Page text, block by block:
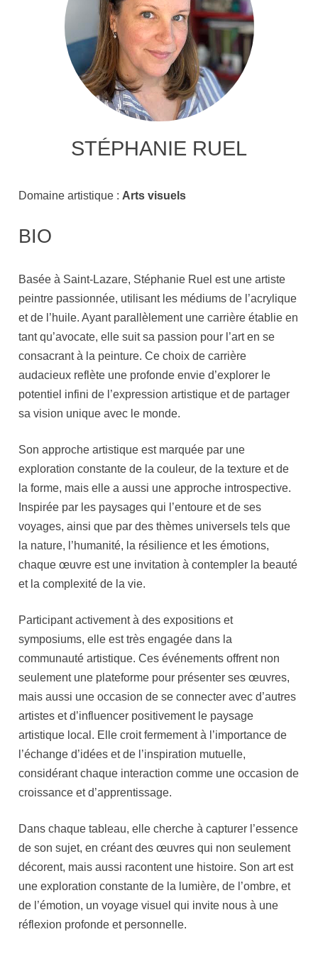
STÉPHANIE RUEL
Domaine artistique : Arts visuels
BIO
Basée à Saint-Lazare, Stéphanie Ruel est une artiste
peintre passionnée, utilisant les médiums de l’acrylique
et de l’huile. Ayant parallèlement une carrière établie en
tant qu’avocate, elle suit sa passion pour l’art en se
consacrant à la peinture. Ce choix de carrière
audacieux reflète une profonde envie d’explorer le
potentiel infini de l’expression artistique et de partager
sa vision unique avec le monde.
Son approche artistique est marquée par une
exploration constante de la couleur, de la texture et de
la forme, mais elle a aussi une approche introspective.
Inspirée par les paysages qui l’entoure et de ses
voyages, ainsi que par des thèmes universels tels que
la nature, l’humanité, la résilience et les émotions,
chaque œuvre est une invitation à contempler la beauté
et la complexité de la vie.
Participant activement à des expositions et
symposiums, elle est très engagée dans la
communauté artistique. Ces événements offrent non
seulement une plateforme pour présenter ses œuvres,
mais aussi une occasion de se connecter avec d’autres
artistes et d’influencer positivement le paysage
artistique local. Elle croit fermement à l’importance de
l’échange d’idées et de l’inspiration mutuelle,
considérant chaque interaction comme une occasion de
croissance et d’apprentissage.
Dans chaque tableau, elle cherche à capturer l’essence
de son sujet, en créant des œuvres qui non seulement
décorent, mais aussi racontent une histoire. Son art est
une exploration constante de la lumière, de l’ombre, et
de l’émotion, un voyage visuel qui invite nous à une
réflexion profonde et personnelle.